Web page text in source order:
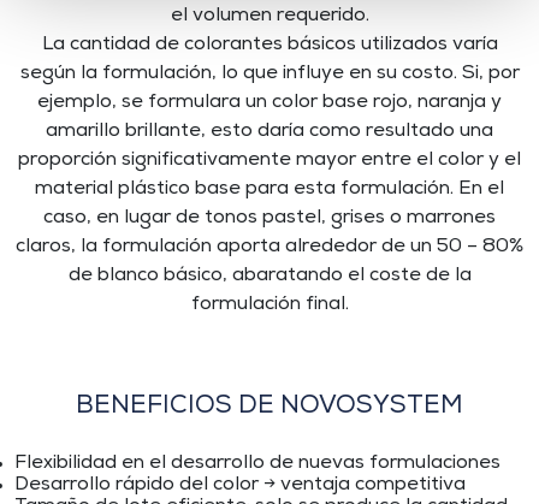
el volumen requerido.
La cantidad de colorantes básicos utilizados varía
según la formulación, lo que influye en su costo. Si, por
ejemplo, se formulara un color base rojo, naranja y
amarillo brillante, esto daría como resultado una
proporción significativamente mayor entre el color y el
material plástico base para esta formulación. En el
caso, en lugar de tonos pastel, grises o marrones
claros, la formulación aporta alrededor de un 50 – 80%
de blanco básico, abaratando el coste de la
formulación final.
BENEFICIOS DE NOVOSYSTEM
Flexibilidad en el desarrollo de nuevas formulaciones
Desarrollo rápido del color -> ventaja competitiva